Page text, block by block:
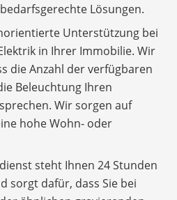
Lösungen.
Unterstützung bei
in Ihrer Immobilie. Wir
die Anzahl der verfügbaren
Beleuchtung Ihren
Wir sorgen auf
hohe Wohn- oder
steht Ihnen 24 Stunden
sorgt dafür, dass Sie bei